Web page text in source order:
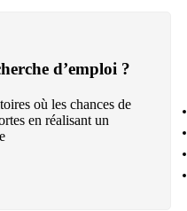
d’emploi ?
où les chances de
en réalisant un